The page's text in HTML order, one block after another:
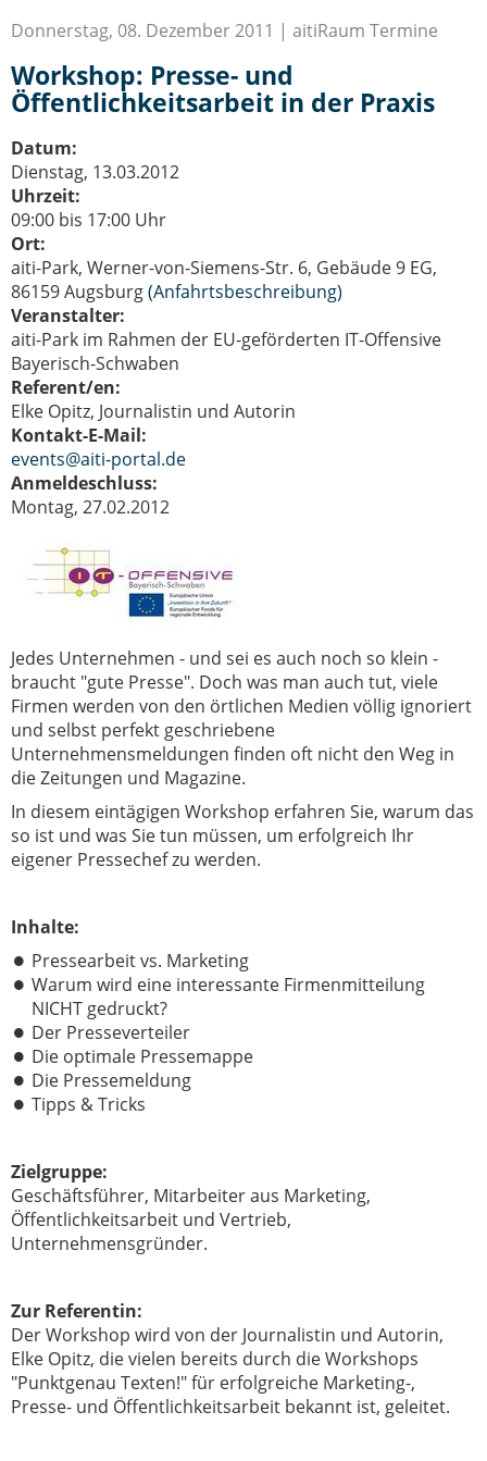
Start-Up Augsburg
Donnerstag, 08. Dezember 2011 | aitiRaum Termine
Workshop: Presse- und
Öffentlichkeitsarbeit in der Praxis
Datum:
Dienstag, 13.03.2012
Uhrzeit:
09:00 bis 17:00 Uhr
Ort:
aiti-Park, Werner-von-Siemens-Str. 6, Gebäude 9 EG,
86159 Augsburg(Anfahrtsbeschreibung)
Veranstalter:
aiti-Park im Rahmen der EU-geförderten IT-Offensive
Bayerisch-Schwaben
Referent/en:
Elke Opitz, Journalistin und Autorin
Kontakt-E-Mail:
events@aiti-portal.de
Anmeldeschluss:
Montag, 27.02.2012
Jedes Unternehmen - und sei es auch noch so klein -
braucht "gute Presse". Doch was man auch tut, viele
Firmen werden von den örtlichen Medien völlig ignoriert
und selbst perfekt geschriebene
Unternehmensmeldungen finden oft nicht den Weg in
die Zeitungen und Magazine.
In diesem eintägigen Workshop erfahren Sie, warum das
so ist und was Sie tun müssen, um erfolgreich Ihr
eigener Pressechef zu werden.
Inhalte:
Pressearbeit vs. Marketing
Warum wird eine interessante Firmenmitteilung
NICHT gedruckt?
Der Presseverteiler
Die optimale Pressemappe
Die Pressemeldung
Tipps & Tricks
Zielgruppe:
Geschäftsführer, Mitarbeiter aus Marketing,
Öffentlichkeitsarbeit und Vertrieb,
Unternehmensgründer.
Zur Referentin:
Der Workshop wird von der Journalistin und Autorin,
Elke Opitz, die vielen bereits durch die Workshops
"Punktgenau Texten!" für erfolgreiche Marketing-,
Presse- und Öffentlichkeitsarbeit bekannt ist, geleitet.